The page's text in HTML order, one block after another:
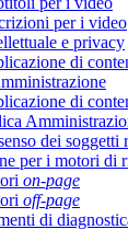
per i video
e privacy
di
di
dei soggetti
per i motori di
on-page
off-page
di